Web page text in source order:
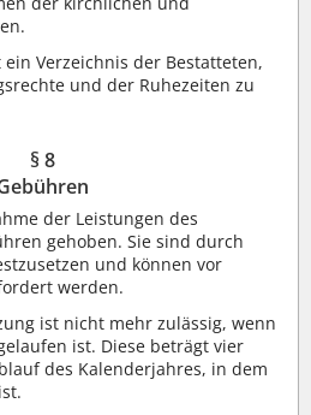
Verzeichnis der Bestatteten,
und der Ruhezeiten zu
§ 8
der Leistungen des
gehoben. Sie sind durch
und können vor
werden.
ist nicht mehr zulässig, wenn
ist. Diese beträgt vier
des Kalenderjahres, in dem